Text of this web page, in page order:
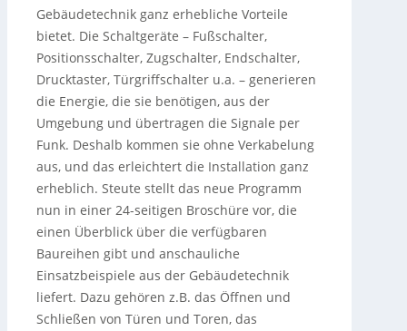
Gebäudetechnik ganz erhebliche Vorteile
bietet. Die Schaltgeräte – Fußschalter,
Positionsschalter, Zugschalter, Endschalter,
Drucktaster, Türgriffschalter u.a. – generieren
die Energie, die sie benötigen, aus der
Umgebung und übertragen die Signale per
Funk. Deshalb kommen sie ohne Verkabelung
aus, und das erleichtert die Installation ganz
erheblich. Steute stellt das neue Programm
nun in einer 24-seitigen Broschüre vor, die
einen Überblick über die verfügbaren
Baureihen gibt und anschauliche
Einsatzbeispiele aus der Gebäudetechnik
liefert. Dazu gehören z.B. das Öffnen und
Schließen von Türen und Toren, das